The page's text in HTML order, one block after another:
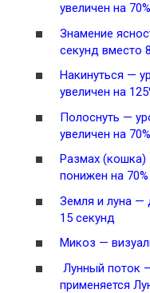
увеличен на 70%
Знамение
секунд вместо
Накинуться —
увеличен на
Полоснуть —
увеличен на 70%
Размах (кошка)
понижен на 70%
Земля и луна —
15 секунд
Микоз —
Лунный поток
применяется